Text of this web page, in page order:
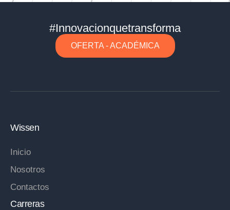
#Innovacionquetransforma
OFERTA - ACADÉMICA
Wissen
Inicio
Nosotros
Contactos
Carreras